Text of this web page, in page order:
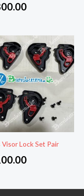
Lock Set Pair